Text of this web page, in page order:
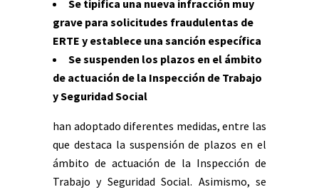
Se tipifica una nueva infracción muy
grave para solicitudes fraudulentas de
ERTE y establece una sanción específica
Se suspenden los plazos en el ámbito
de actuación de la Inspección de Trabajo
y Seguridad Social
han adoptado diferentes medidas, entre las
que destaca la suspensión de plazos en el
ámbito de actuación de la Inspección de
Trabajo y Seguridad Social. Asimismo, se